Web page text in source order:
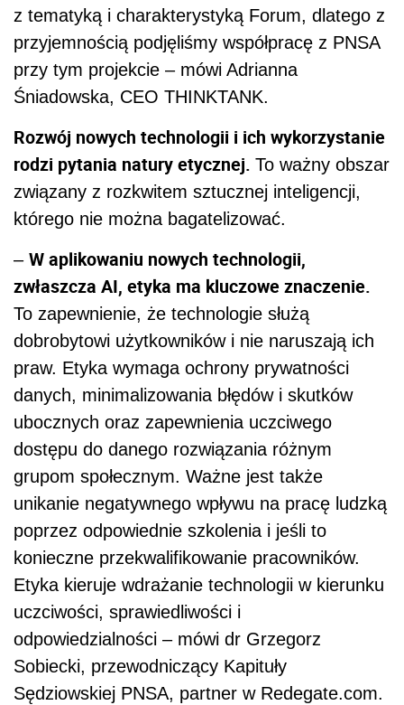
z tematyką i charakterystyką Forum, dlatego z
przyjemnością podjęliśmy współpracę z PNSA
przy tym projekcie – mówi Adrianna
Śniadowska, CEO THINKTANK.
Rozwój nowych technologii i ich wykorzystanie
rodzi pytania natury etycznej. To ważny obszar
związany z rozkwitem sztucznej inteligencji,
którego nie można bagatelizować.
– W aplikowaniu nowych technologii,
zwłaszcza AI, etyka ma kluczowe znaczenie.
To zapewnienie, że technologie służą
dobrobytowi użytkowników i nie naruszają ich
praw. Etyka wymaga ochrony prywatności
danych, minimalizowania błędów i skutków
ubocznych oraz zapewnienia uczciwego
dostępu do danego rozwiązania różnym
grupom społecznym. Ważne jest także
unikanie negatywnego wpływu na pracę ludzką
poprzez odpowiednie szkolenia i jeśli to
konieczne przekwalifikowanie pracowników.
Etyka kieruje wdrażanie technologii w kierunku
uczciwości, sprawiedliwości i
odpowiedzialności – mówi dr Grzegorz
Sobiecki, przewodniczący Kapituły
Sędziowskiej PNSA, partner w Redegate.com.